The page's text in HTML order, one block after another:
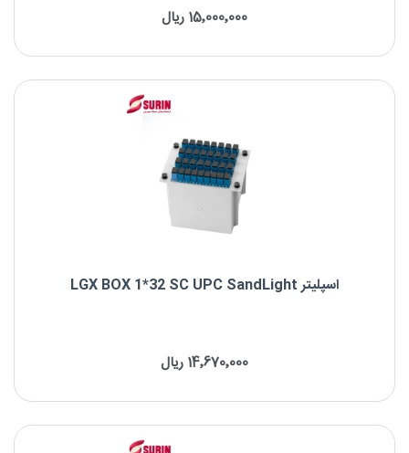
نوع کانکتور: SC/APC
15٬000٬000 ریال
اسپلیتر LGX BOX 1*32 SC UPC SandLight
برند : SandLight
14٬670٬000 ریال